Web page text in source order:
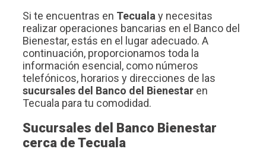
Si te encuentras en Tecualay necesitas
realizar operaciones bancarias en el Banco del
Bienestar, estás en el lugar adecuado. A
continuación, proporcionamos toda la
información esencial, como números
telefónicos, horarios y direcciones de las
sucursales del Banco del Bienestar en
Tecuala para tu comodidad.
Sucursales del Banco Bienestar
cerca de Tecuala